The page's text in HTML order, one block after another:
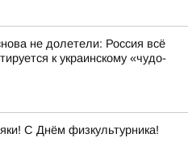
не долетели: Россия всё
к украинскому «чудо-
С Днём физкультурника!